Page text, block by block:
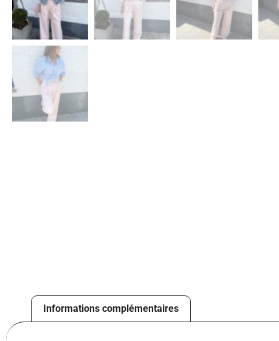
Informations complémentaires
Vendredi 31/07 : 10h à
Mercredi 05/08 : 10h à